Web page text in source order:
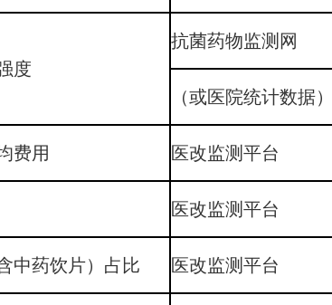
度
抗菌药物监测网
（或医院统计数据）
费用 医改监测平台
医改监测平台
中药饮片）占比 医改监测平台